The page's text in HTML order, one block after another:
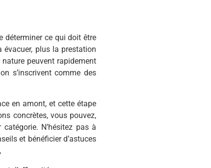
déterminer ce qui doit être
évacuer, plus la prestation
peuvent rapidement
s’inscrivent comme des
en amont, et cette étape
concrètes, vous pouvez,
N’hésitez pas à
et bénéficier d’astuces